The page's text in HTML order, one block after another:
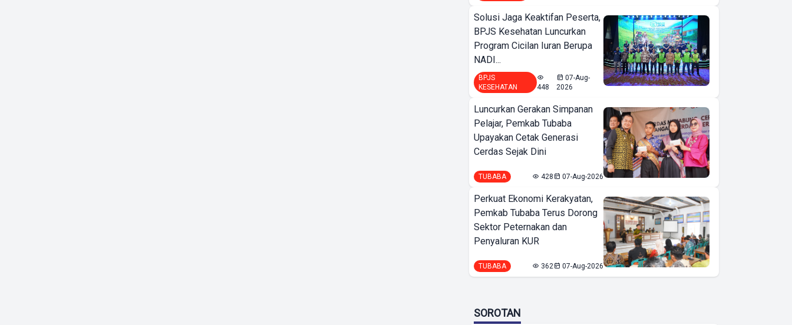
Solusi Jaga Keaktifan Peserta,
BPJS Kesehatan Luncurkan
Program Cicilan Iuran Berupa
NADI...
BPJS
KESEHATAN
448
07-Aug-
2026
Luncurkan Gerakan Simpanan
Pelajar, Pemkab Tubaba
Upayakan Cetak Generasi
Cerdas Sejak Dini
TUBABA 428 07-Aug-2026
Perkuat Ekonomi Kerakyatan,
Pemkab Tubaba Terus Dorong
Sektor Peternakan dan
Penyaluran KUR
TUBABA 362 07-Aug-2026
SOROTAN